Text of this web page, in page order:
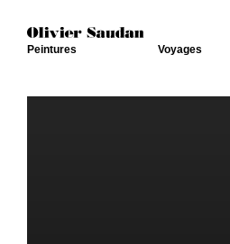
Peintures Voyages